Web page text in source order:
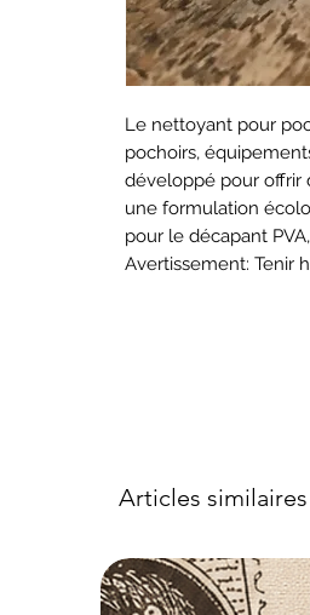
Le nettoyant pour
pochoirs,
développé pour offrir
une formulation
pour le décapant
Avertissement: Tenir
Articles similaires